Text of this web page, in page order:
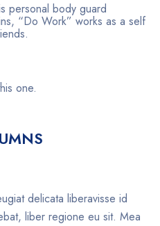
personal body guard
“Do Work” works as a self
one.
delicata liberavisse id
liber regione eu sit. Mea